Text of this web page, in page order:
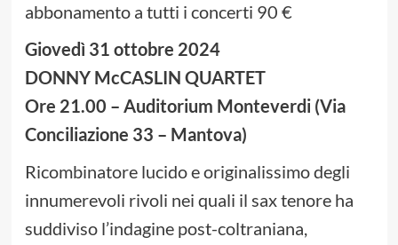
abbonamento a tutti i concerti 90 €
Giovedì 31 ottobre 2024
DONNY McCASLIN QUARTET
Ore 21.00 – Auditorium Monteverdi (Via
Conciliazione 33 – Mantova)
Ricombinatore lucido e originalissimo degli
innumerevoli rivoli nei quali il sax tenore ha
suddiviso l’indagine post-coltraniana,